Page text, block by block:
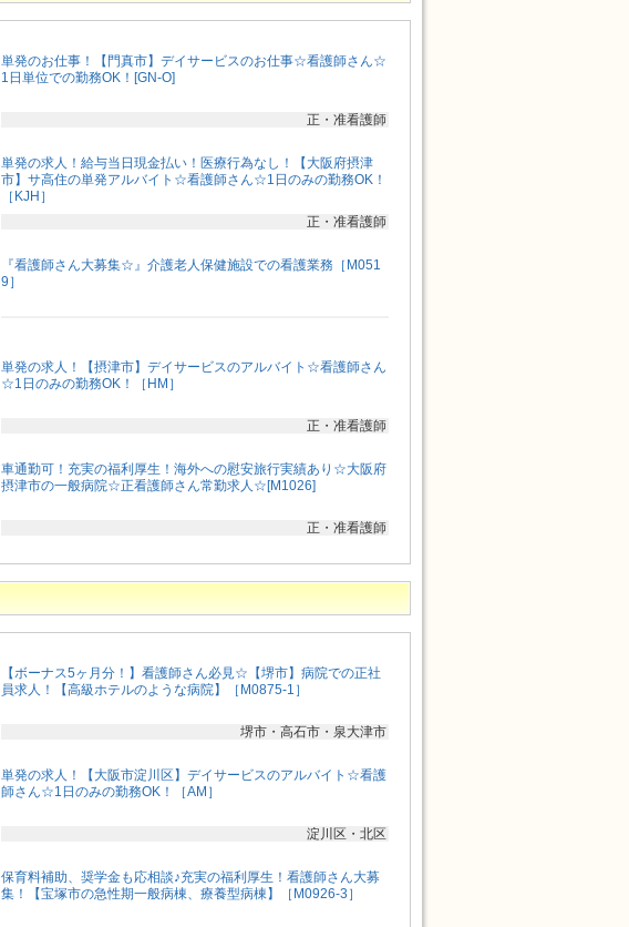
単発のお仕事！【門真市】デイサービスのお仕事☆看護師さん☆
1日単位での勤務OK！[GN-O]
正・准看護師
単発の求人！給与当日現金払い！医療行為なし！【大阪府摂津
市】サ高住の単発アルバイト☆看護師さん☆1日のみの勤務OK！
［KJH］
正・准看護師
『看護師さん大募集☆』介護老人保健施設での看護業務［M051
9］
単発の求人！【摂津市】デイサービスのアルバイト☆看護師さん
☆1日のみの勤務OK！［HM］
正・准看護師
車通勤可！充実の福利厚生！海外への慰安旅行実績あり☆大阪府
摂津市の一般病院☆正看護師さん常勤求人☆[M1026]
正・准看護師
【ボーナス5ヶ月分！】看護師さん必見☆【堺市】病院での正社
員求人！【高級ホテルのような病院】［M0875-1］
堺市・高石市・泉大津市
単発の求人！【大阪市淀川区】デイサービスのアルバイト☆看護
師さん☆1日のみの勤務OK！［AM］
淀川区・北区
保育料補助、奨学金も応相談♪充実の福利厚生！看護師さん大募
集！【宝塚市の急性期一般病棟、療養型病棟】［M0926-3］